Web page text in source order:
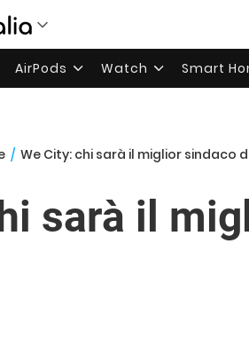
AirPods Watch Smart
/ We City: chi sarà il miglior sindaco
sarà il